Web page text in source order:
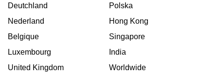
Deutchland
Nederland
Belgique
Luxembourg
United Kingdom
Polska
Hong Kong
Singapore
India
Worldwide